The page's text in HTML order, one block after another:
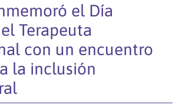
el Día
Terapeuta
con un encuentro
la inclusión